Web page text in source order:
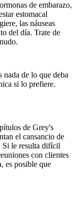
de embarazo,
estomacal
las náuseas
del día. Trate de
nada de lo que deba
si lo prefiere.
de Grey's
el cansancio de
Si le resulta difícil
con clientes
es posible que